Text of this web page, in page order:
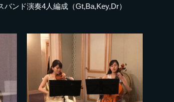
アーティスト メディア情報
ンド演奏4人編成（Gt,Ba,Key,Dr）